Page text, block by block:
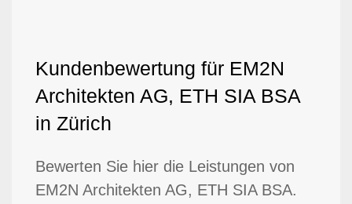
Kundenbewertung für EM2N
Architekten AG, ETH SIA BSA
in Zürich
Bewerten Sie hier die Leistungen von
EM2N Architekten AG, ETH SIA BSA.